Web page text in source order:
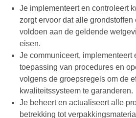
Je implementeert en controleert
zorgt ervoor dat alle
voldoen aan de geldende
eisen.
Je communiceert, implementeert
toepassing van procedures en
volgens de groepsregels om de
kwaliteitssysteem te garanderen.
Je beheert en actualiseert alle
betrekking tot